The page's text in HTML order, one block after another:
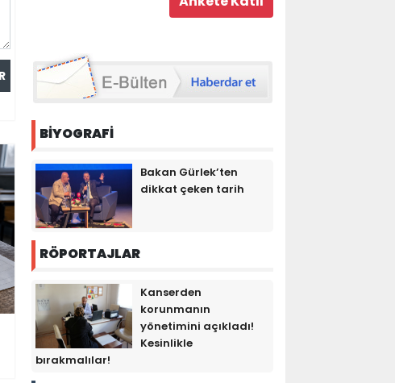
BİYOGRAFİ
Bakan Gürlek’ten
dikkat çeken tarih
RÖPORTAJLAR
Kanserden
korunmanın
yönetimini açıkladı!
Kesinlikle
bırakmalılar!